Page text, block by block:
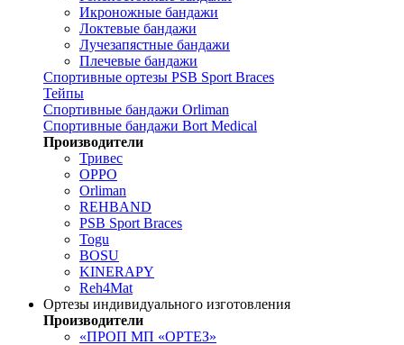
Икроножные бандажи
Локтевые бандажи
Лучезапястные бандажи
Плечевые бандажи
Спортивные ортезы PSB Sport Braces
Тейпы
Спортивные бандажи Orliman
Спортивные бандажи Bort Medical
Производители
Тривес
OPPO
Orliman
REHBAND
PSB Sport Braces
Togu
BOSU
KINERAPY
Reh4Mat
Ортезы индивидуального изготовления
Производители
«ПРОП МП «ОРТЕЗ»